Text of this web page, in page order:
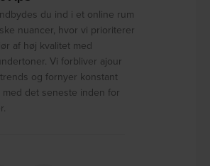
du ind i et online rum
nuancer, hvor vi prioriterer
af høj kvalitet med
Vi forbliver ajour
og fornyer konstant
det seneste inden for